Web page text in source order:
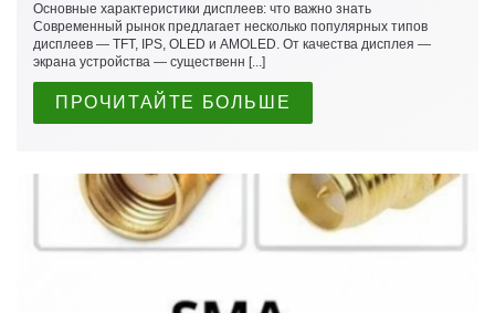
Основные характеристики дисплеев: что важно знать
Современный рынок предлагает несколько популярных типов
дисплеев — TFT, IPS, OLED и AMOLED. От качества дисплея —
экрана устройства — существенн [...]
ПРОЧИТАЙТЕ БОЛЬШЕ